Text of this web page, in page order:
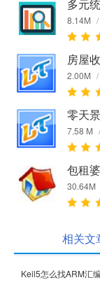
多元
8.14M /
房屋
2.00M /
零天
7.58 M /
包租
30.64M
相关文
Keil5怎么找ARM汇